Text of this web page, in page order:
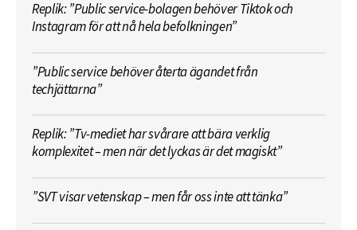
Replik: ”Public service-bolagen behöver Tiktok och
Instagram för att nå hela befolkningen”
”Public service behöver återta ägandet från
techjättarna”
Replik: ”Tv-mediet har svårare att bära verklig
komplexitet – men när det lyckas är det magiskt”
”SVT visar vetenskap – men får oss inte att tänka”